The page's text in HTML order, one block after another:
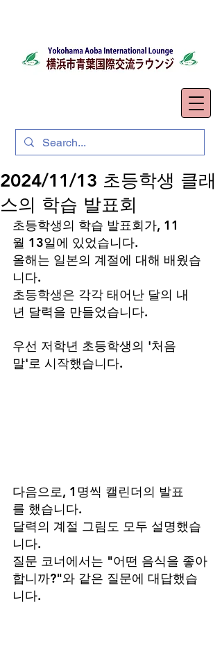
2024/11/13 초등학생 클래
스의 학습 발표회
초등학생의 학습 발표회가, 11
월 13일에 있었습니다.
올해는 일본의 계절에 대해 배웠습
니다.
초등학생은 각각 태어난 달의 내
년 달력을 만들었습니다.
우선 저학년 초등학생의 '처음
말'로 시작했습니다.
다음으로, 1명씩 캘린더의 발표
를 했습니다.
달력의 계절 그림도 모두 설명했습
니다.
질문 코너에서는 "어떤 음식을 좋아
합니까?"와 같은 질문에 대답했습
니다.